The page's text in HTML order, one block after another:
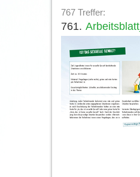
767 Treffer:
761.